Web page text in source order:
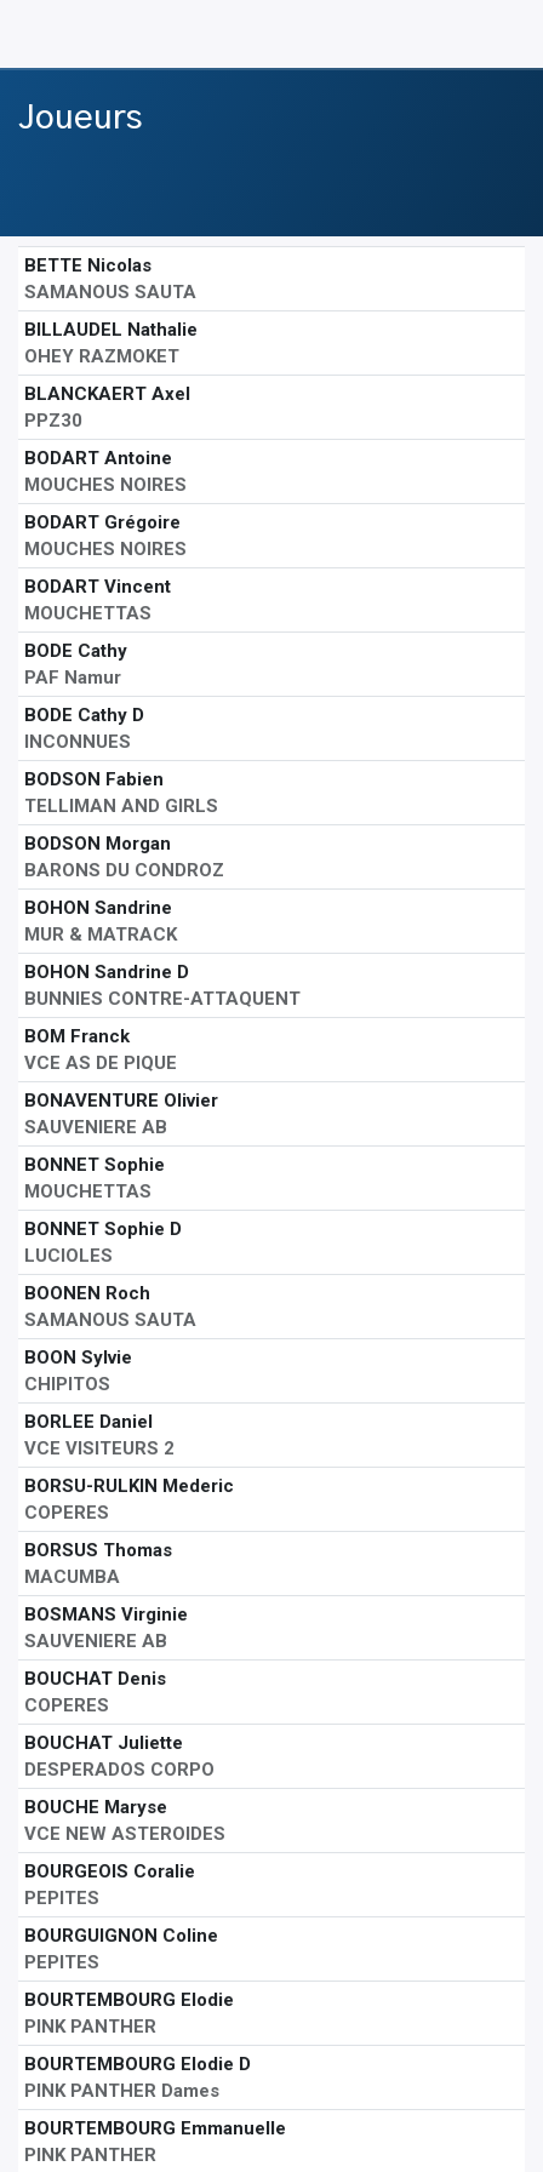
Joueurs
BETTE Nicolas
SAMANOUS SAUTA
BILLAUDEL Nathalie
OHEY RAZMOKET
BLANCKAERT Axel
PPZ30
BODART Antoine
MOUCHES NOIRES
BODART Grégoire
MOUCHES NOIRES
BODART Vincent
MOUCHETTAS
BODE Cathy
PAF Namur
BODE Cathy D
INCONNUES
BODSON Fabien
TELLIMAN AND GIRLS
BODSON Morgan
BARONS DU CONDROZ
BOHON Sandrine
MUR & MATRACK
BOHON Sandrine D
BUNNIES CONTRE-ATTAQUENT
BOM Franck
VCE AS DE PIQUE
BONAVENTURE Olivier
SAUVENIERE AB
BONNET Sophie
MOUCHETTAS
BONNET Sophie D
LUCIOLES
BOONEN Roch
SAMANOUS SAUTA
BOON Sylvie
CHIPITOS
BORLEE Daniel
VCE VISITEURS 2
BORSU-RULKIN Mederic
COPERES
BORSUS Thomas
MACUMBA
BOSMANS Virginie
SAUVENIERE AB
BOUCHAT Denis
COPERES
BOUCHAT Juliette
DESPERADOS CORPO
BOUCHE Maryse
VCE NEW ASTEROIDES
BOURGEOIS Coralie
PEPITES
BOURGUIGNON Coline
PEPITES
BOURTEMBOURG Elodie
PINK PANTHER
BOURTEMBOURG Elodie D
PINK PANTHER Dames
BOURTEMBOURG Emmanuelle
PINK PANTHER